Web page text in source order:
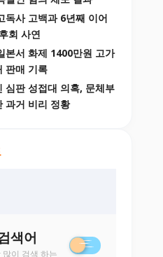
독사 고백과 6년째 이어
회 사연
본서 화제 1400만원 고가
판매 기록
심판 성접대 의혹, 문체부
과거 비리 정황